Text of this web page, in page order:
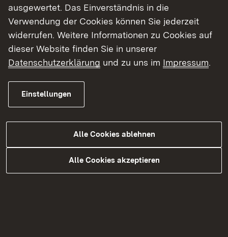
ausgewertet. Das Einverständnis in die
Verwendung der Cookies können Sie jederzeit
widerrufen. Weitere Informationen zu Cookies auf
dieser Website finden Sie in unserer
Datenschutzerklärung und zu uns im Impressum.
Einstellungen
Alle Cookies ablehnen
Alle Cookies akzeptieren